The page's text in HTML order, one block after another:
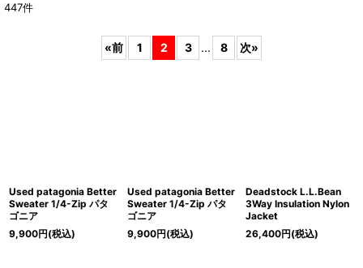
447件
«前 1 2 3 ... 8 次»
Used patagonia Better
Sweater 1/4-Zip パタ
ゴニア
9,900円(税込)
Used patagonia Better
Sweater 1/4-Zip パタ
ゴニア
9,900円(税込)
Deadstock L.L.Bean
3Way Insulation Nylon
Jacket
26,400円(税込)